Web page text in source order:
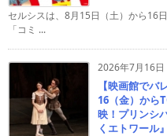
セルシスは、8月15日（土）から16
「コミ ...
2026年7月16日
【映画館で
16（金）から
映！プリンシ
くエトワール